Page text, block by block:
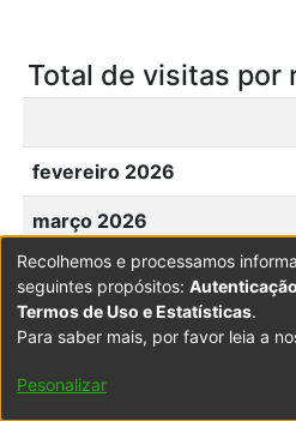
Total de visitas por
fevereiro 2026
março 2026
abril 2026
maio 2026
Recolhemos e processamos
seguintes propósitos:
Termos de Uso e Estatísticas.
Para saber mais, por favor leia a
Pesonalizar